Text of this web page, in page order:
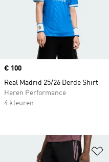
Price
€ 100
Real Madrid 25/26 Derde Shirt
Heren Performance
4 kleuren